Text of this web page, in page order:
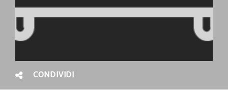
CONDIVIDI